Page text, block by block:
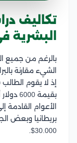
تكاليف
البشرية
بالرغم من جميع
الشيء مقارنة
إذ لا يقوم
بقيمة
بريطانيا وبعض
30.000$.